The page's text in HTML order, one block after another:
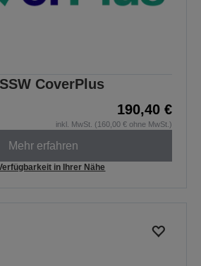
CoverPlus
190,40 €
inkl. MwSt. (160,00 € ohne MwSt.)
Mehr erfahren
in Ihrer Nähe